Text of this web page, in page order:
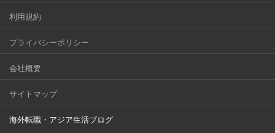
利用規約
プライバシーポリシー
会社概要
サイトマップ
海外転職・アジア生活ブログ